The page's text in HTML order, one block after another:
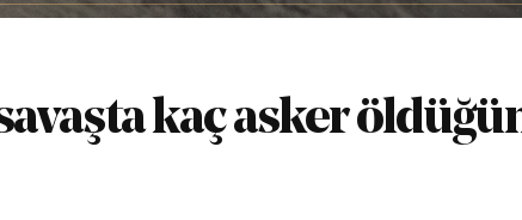
kaç asker